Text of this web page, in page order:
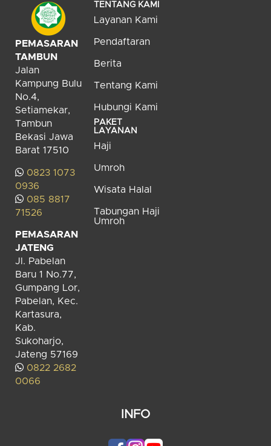
PEMASARAN
TAMBUN
Jalan
Kampung Bulu
No.4,
Setiamekar,
Tambun
Bekasi Jawa
Barat 17510
0823 1073
0936
085 8817
71526
PEMASARAN
JATENG
Jl. Pabelan
Baru 1 No.77,
Gumpang Lor,
Pabelan, Kec.
Kartasura,
Kab.
Sukoharjo,
Jateng 57169
0822 2682
0066
TENTANG KAMI
Layanan Kami
Pendaftaran
Berita
Tentang Kami
Hubungi Kami
PAKET
LAYANAN
Haji
Umroh
Wisata Halal
Tabungan Haji
Umroh
INFO